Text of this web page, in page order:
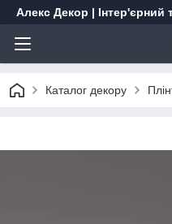
Алекс Декор | Інтер'єрний
Каталог декору